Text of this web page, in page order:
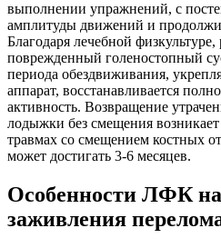
выполнении упражнений, с
амплитуды движений и
Благодаря лечебной физкультуре,
поврежденный голеностопный
периода обездвиживания,
аппарат, восстанавливается
активность. Возвращение
лодыжки без смещения
травмах со смещением костных
может достигать 3-6 месяцев.
Особенности ЛФК
заживления